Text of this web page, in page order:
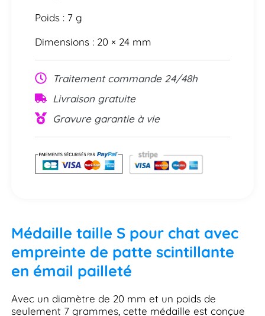
Poids : 7 g
Dimensions : 20 × 24 mm
Traitement commande 24/48h
Livraison gratuite
Gravure garantie à vie
Médaille taille S pour chat avec
empreinte de patte scintillante
en émail pailleté
Avec un diamètre de 20 mm et un poids de
seulement 7 grammes, cette médaille est conçue